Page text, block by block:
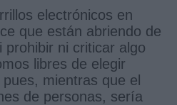
electrónicos en
que están abriendo de
ni criticar algo
libres de elegir
mientras que el
de personas, sería